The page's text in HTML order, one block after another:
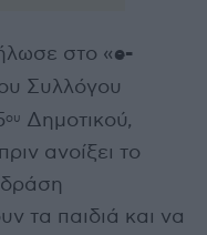
στο «e-
Συλλόγου
ου Δημοτικού,
ανοίξει το
τα παιδιά και να